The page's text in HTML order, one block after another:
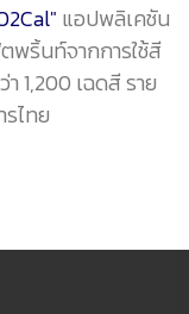
แอปพลิเคชัน
ริ้นท์จากการใช้สี
1,200 เฉดสี ราย
ไทย